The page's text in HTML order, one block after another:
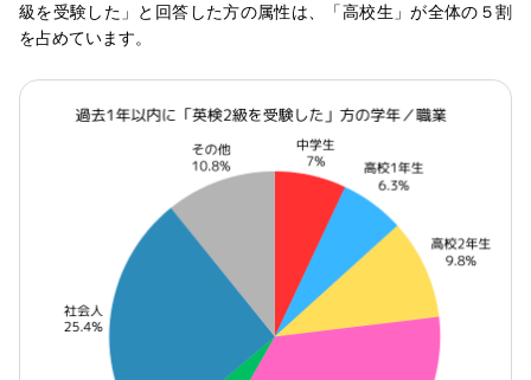
級を受験した」と回答した方の属性は、「高校生」が全体の５割
を占めています。